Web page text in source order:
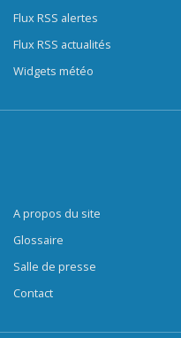
Flux RSS alertes
Flux RSS actualités
Widgets météo
A propos du site
Glossaire
Salle de presse
Contact